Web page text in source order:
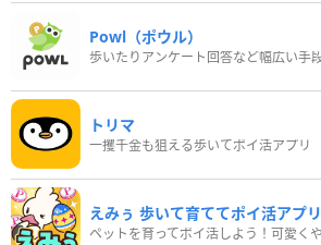
Powl（ポウル）
トリマ
一攫千金も狙える歩いてポイ活アプリ
えみぅ 歩いて育ててポイ活アプリ